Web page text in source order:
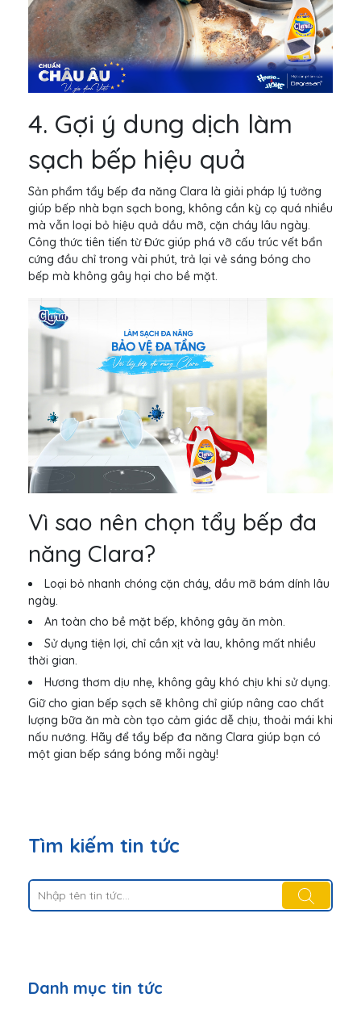
4. Gợi ý dung dịch làm
sạch bếp hiệu quả
Sản phẩm tẩy bếp đa năng Clara là giải pháp lý tưởng
giúp bếp nhà bạn sạch bong, không cần kỳ cọ quá nhiều
mà vẫn loại bỏ hiệu quả dầu mỡ, cặn cháy lâu ngày.
Công thức tiên tiến từ Đức giúp phá vỡ cấu trúc vết bẩn
cứng đầu chỉ trong vài phút, trả lại vẻ sáng bóng cho
bếp mà không gây hại cho bề mặt.
Vì sao nên chọn tẩy bếp đa
năng Clara?
Loại bỏ nhanh chóng cặn cháy, dầu mỡ bám dính lâu
ngày.
An toàn cho bề mặt bếp, không gây ăn mòn.
Sử dụng tiện lợi, chỉ cần xịt và lau, không mất nhiều
thời gian.
Hương thơm dịu nhẹ, không gây khó chịu khi sử dụng.
Giữ cho gian bếp sạch sẽ không chỉ giúp nâng cao chất
lượng bữa ăn mà còn tạo cảm giác dễ chịu, thoải mái khi
nấu nướng. Hãy để tẩy bếp đa năng Clara giúp bạn có
một gian bếp sáng bóng mỗi ngày!
Tìm kiếm tin tức
Danh mục tin tức